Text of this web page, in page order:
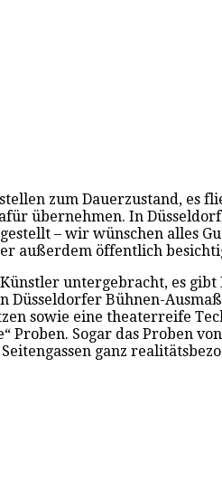
zum Dauerzustand, es
übernehmen. In
– wir wünschen alles
außerdem öffentlich
untergebracht, es
Düsseldorfer Bühnen-
sowie eine theaterreife
Sogar das Proben
ganz